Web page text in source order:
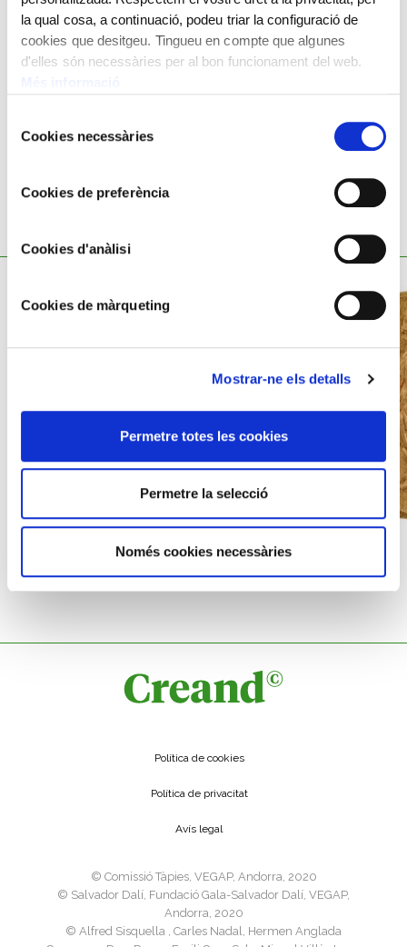
la qual cosa, a continuació, podeu triar la configuració de
cookies que desitgeu. Tingueu en compte que algunes
d'elles són necessàries per al bon funcionament del web.
deCookies necessàries
Cookies de preferència
Cookies d'anàlisi
Cookies de màrqueting
Mostrar-ne els detalls
Permetre totes les cookies
Permetre la selecció
Només cookies necessàries
Encunyat per Galba, emperador romà.
Tàrraco (actual Tarragona). 68 dC
TAMBÉ ET POT INTERESSAR
Roma. 151 dC
Política de cookies
Política de privacitat
Avís legal
©️ Comissió Tàpies, VEGAP, Andorra, 2020
©️ Salvador Dalí, Fundació Gala-Salvador Dalí, VEGAP,
Andorra, 2020
©️ Alfred Sisquella , Carles Nadal, Hermen Anglada